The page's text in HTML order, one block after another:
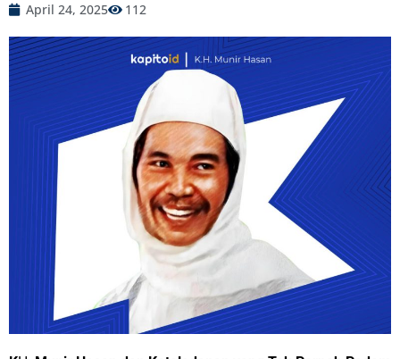
April 24, 2025 112